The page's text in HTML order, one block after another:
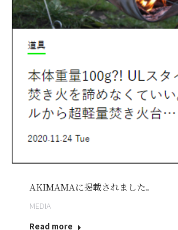
AKIMAMAに掲載されました。
MEDIA
Read more